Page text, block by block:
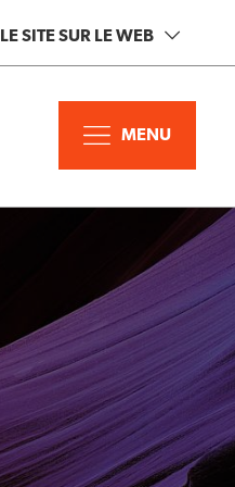
LE SITE SUR LE WEB
MENU